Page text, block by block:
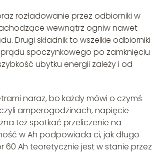
rozładowanie przez odbiorniki w
wewnątrz ogniw nawet
Drugi składnik to wszelkie odbiorniki
spoczynkowego po zamknięciu
ubytku energii zależy i od
naraz, bo każdy mówi o czymś
amperogodzinach, napięcie
też spotkać przeliczenie na
w Ah podpowiada ci, jak długo
Ah teoretycznie jest w stanie przez